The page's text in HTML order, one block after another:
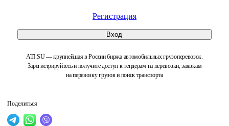
Регистрация
Вход
ATI.SU — крупнейшая в России биржа автомобильных грузоперевозок.
Зарегистрируйтесь и получите доступ к тендерам на перевозки, заявкам
на перевозку грузов и поиск транспорта
Поделиться